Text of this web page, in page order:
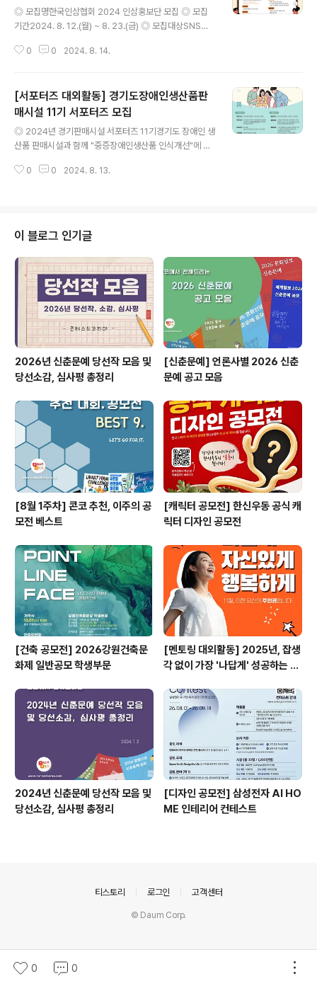
◎ 모집명한국인삼협회 2024 인삼홍보단 모집 ◎ 모집
기간2024. 8. 12.(월) ~ 8. 23.(금) ◎ 모집대상SNS를
인) ◎ 모집인원20명 ◎ 활동기간2024. 8. ~ 11. (총 4
소유 SNS에 업로드 ◎ 활동일정- 8월 : 홍보단 모집 및 선
발- 9~11월 : 월별 1회 콘텐츠 제작 (총 3회)- 11월 : 우수
활동자 선정 및 온라인 해단식 ◎ 활동혜택- 활동비 지원
및 우수 활동자 포상- 웰컴키트 증정- 취재 교육- 콘텐츠
상 ◎ 지원자격콘텐츠 제작에 ..
0 0 2024. 8. 14.
[서포터즈 대외활동] 경기도장애인생산품판
매시설 11기 서포터즈 모집
◎ 2024년 경기판매시설 서포터즈 11기경기도 장애인 생
산품 판매시설과 함께 "중증장애인생산품 인식개선"에 앞
바랍니다! ◎ 모집기간2024.08.05.(월) ~ 2024.08.16
출 ◎ 발표일정2024.08.27(화) 개별 문자 안내 ◎ 활동
기간2024.09.02(월) ~ 2024.11.29(금) ◎ 활동내용-
쇼핑몰 구매과정 및 리뷰 블로그 작성-판매시설 사업 참여
(행사 또는 중증장애인생산시설 방문상담 참여 중 택1)-9
월2일 서포터즈 발대식 진행 예정(경기도 수원시 서수원로
130 누림..
0 0 2024. 8. 13.
이 블로그 인기글
2026년 신춘문예 당선작 모음 및
당선소감, 심사평 총정리
[신춘문예] 언론사별 2026 신춘
문예 공고 모음
[8월 1주차] 콘코 추천, 이주의 공
모전 베스트
[캐릭터 공모전] 한신우동 공식 캐
릭터 디자인 공모전
[건축 공모전] 2026강원건축문
화제 일반공모 학생부문
[멘토링 대외활동] 2025년, 잡생
각 없이 가장 '나답게' 성공하는 법
2024년 신춘문예 당선작 모음 및
당선소감, 심사평 총정리
[디자인 공모전] 삼성전자 AI HO
ME 인테리어 컨테스트
0 0
티스토리 로그인 고객센터
© Daum Corp.